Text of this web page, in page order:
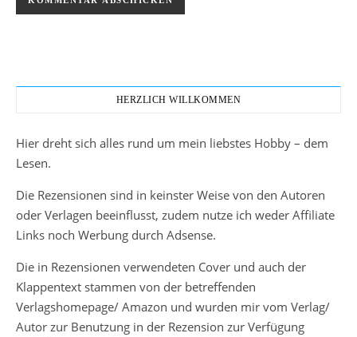
HERZLICH WILLKOMMEN
Hier dreht sich alles rund um mein liebstes Hobby – dem
Lesen.
Die Rezensionen sind in keinster Weise von den Autoren
oder Verlagen beeinflusst, zudem nutze ich weder Affiliate
Links noch Werbung durch Adsense.
Die in Rezensionen verwendeten Cover und auch der
Klappentext stammen von der betreffenden
Verlagshomepage/ Amazon und wurden mir vom Verlag/
Autor zur Benutzung in der Rezension zur Verfügung